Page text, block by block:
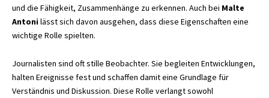
und die Fähigkeit, Zusammenhänge zu erkennen. Auch bei Malte
Antonilässt sich davon ausgehen, dass diese Eigenschaften eine
wichtige Rolle spielten.
Journalisten sind oft stille Beobachter. Sie begleiten Entwicklungen,
halten Ereignisse fest und schaffen damit eine Grundlage für
Verständnis und Diskussion. Diese Rolle verlangt sowohl